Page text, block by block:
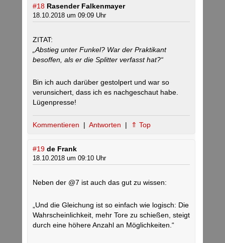
#18 Rasender Falkenmayer
18.10.2018 um 09:09 Uhr
ZITAT:
„Abstieg unter Funkel? War der Praktikant
besoffen, als er die Splitter verfasst hat?“
Bin ich auch darüber gestolpert und war so
verunsichert, dass ich es nachgeschaut habe.
Lügenpresse!
Kommentieren | Antworten | ⇑ Top
#19 de Frank
18.10.2018 um 09:10 Uhr
Neben der @7 ist auch das gut zu wissen:
„Und die Gleichung ist so einfach wie logisch: Die
Wahrscheinlichkeit, mehr Tore zu schießen, steigt
durch eine höhere Anzahl an Möglichkeiten.“